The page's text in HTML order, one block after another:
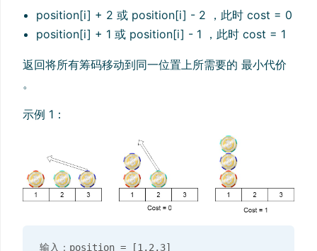
position[i] + 2 或 position[i] - 2 ，此时 cost = 0
position[i] + 1 或 position[i] - 1 ，此时 cost = 1
返回将所有筹码移动到同一位置上所需要的 最小代价
。
示例 1：
输入：position = [1,2,3]